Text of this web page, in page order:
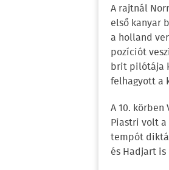
A rajtnál
első kanyar
a holland
pozíciót
brit pilótája
felhagyott a
A 10. körben
Piastri volt
tempót
és Hadjart